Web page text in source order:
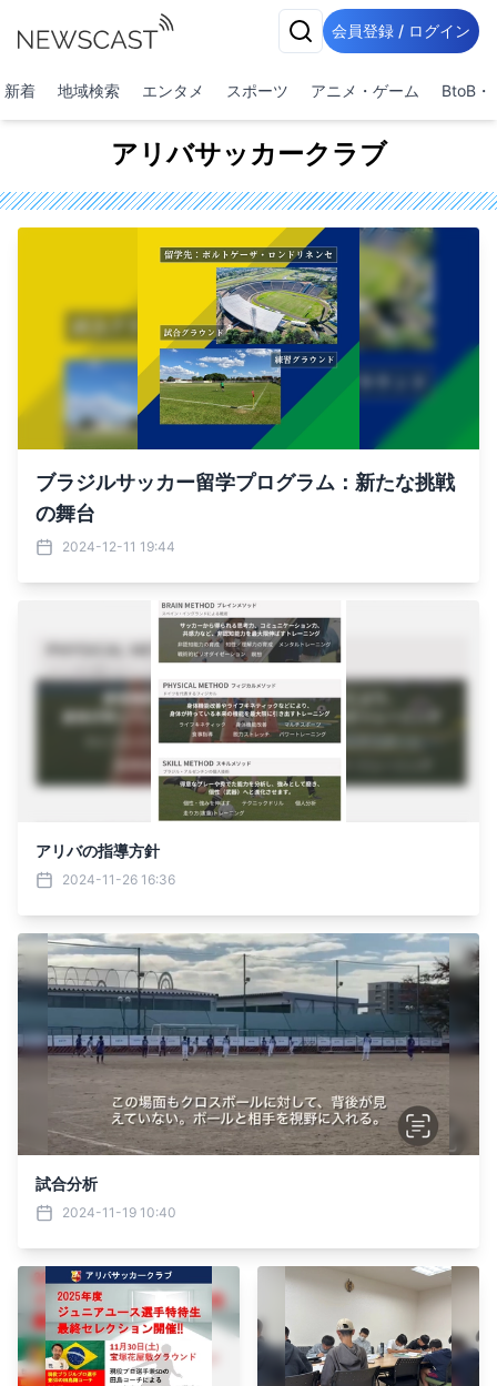
会員登録 / ログイン
新着 地域検索 エンタメ スポーツ アニメ・ゲーム BtoB・
アリバサッカークラブ
ブラジルサッカー留学プログラム：新たな挑戦
の舞台
2024-12-11 19:44
アリバの指導方針
2024-11-26 16:36
試合分析
2024-11-19 10:40